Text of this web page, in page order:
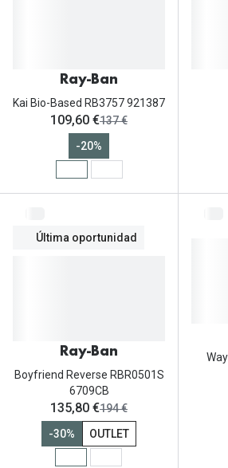
Ray-Ban
Kai Bio-Based RB3757 921387
ahora:
109,60 €antes:
137 €
-20%
Última oportunidad
Ray-Ban
Boyfriend Reverse RBR0501S
6709CB
ahora:
135,80 €antes:
194 €
-30%
OUTLET